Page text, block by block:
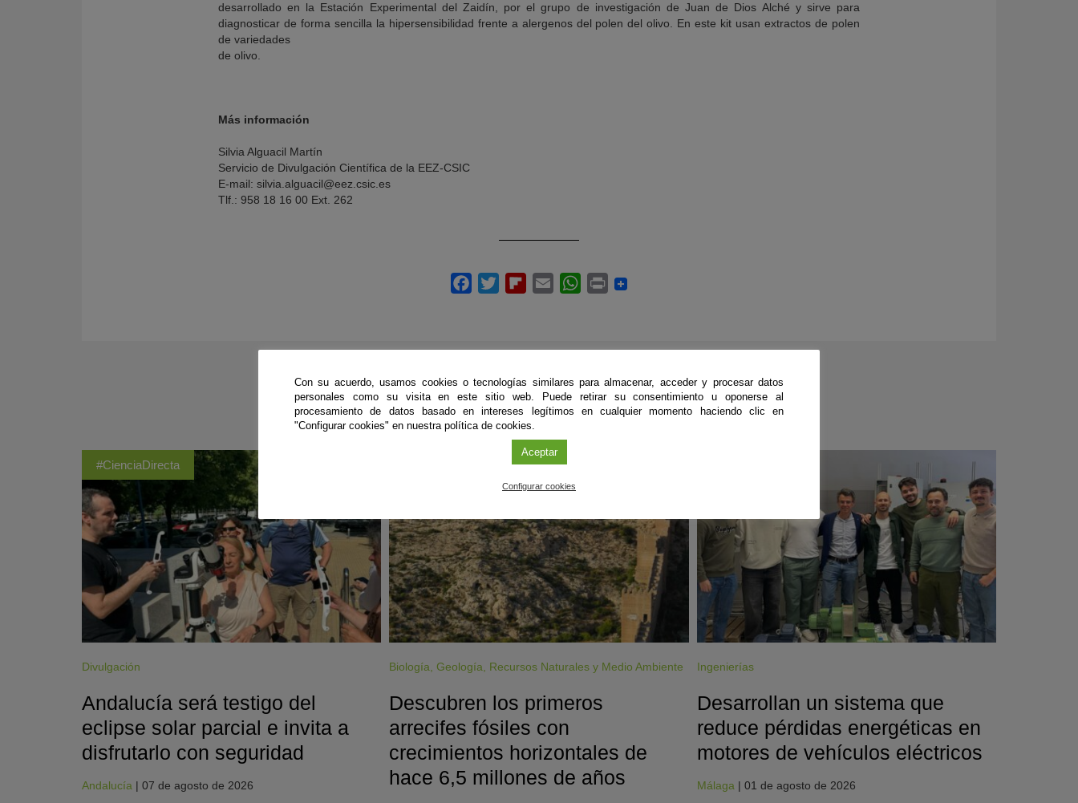
desarrollado en la Estación Experimental del Zaidín, por el grupo de investigación de Juan de Dios Alché y sirve para
diagnosticar de forma sencilla la hipersensibilidad frente a alergenos del polen del olivo. En este kit usan extractos de polen
de variedades
de olivo.
Más información
Silvia Alguacil Martín
Servicio de Divulgación Científica de la EEZ-CSIC
E-mail: silvia.alguacil@eez.csic.es
Tlf.: 958 18 16 00 Ext. 262
ÚLTIMAS PUBLICACIONES
#CienciaDirecta
Divulgación
Andalucía será testigo del
eclipse solar parcial e invita a
disfrutarlo con seguridad
Andalucía | 07 de agosto de 2026
Biología ,Geología Recursos Naturales y Medio Ambiente
Descubren los primeros
arrecifes fósiles con
crecimientos horizontales de
hace 6,5 millones de años
Ingenierías
Desarrollan un sistema que
reduce pérdidas energéticas en
motores de vehículos eléctricos
Málaga | 01 de agosto de 2026
Con su acuerdo, usamos cookies o tecnologías similares para almacenar, acceder y procesar datos
personales como su visita en este sitio web. Puede retirar su consentimiento u oponerse al
procesamiento de datos basado en intereses legítimos en cualquier momento haciendo clic en
"Configurar cookies" en nuestra política de cookies.
Aceptar
Configurar cookies